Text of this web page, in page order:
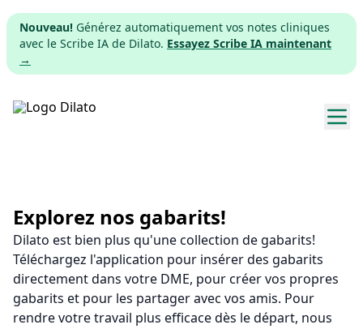
Nouveau! Générez automatiquement vos notes cliniques
avec le Scribe IA de Dilato. Essayez Scribe IA maintenant
→
Tarifs
Télécharger
App web
Explorez nos gabarits!
Dilato est bien plus qu'une collection de gabarits!
Téléchargez l'application pour insérer des gabarits
directement dans votre DME, pour créer vos propres
gabarits et pour les partager avec vos amis. Pour
rendre votre travail plus efficace dès le départ, nous